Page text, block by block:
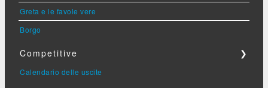
Greta e le favole vere
Borgo
Competitive ❯
Calendario delle uscite